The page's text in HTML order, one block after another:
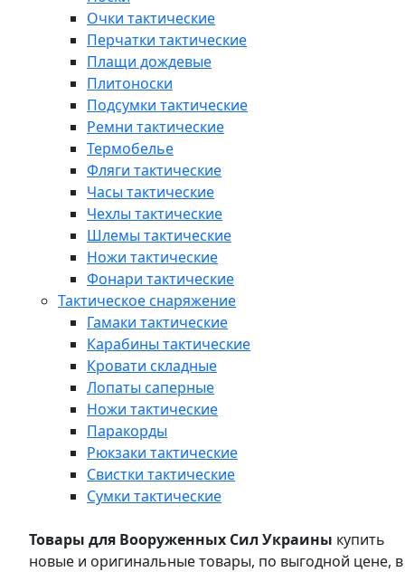
Очки тактические
Перчатки тактические
Плащи дождевые
Плитоноски
Подсумки тактические
Ремни тактические
Термобелье
Фляги тактические
Часы тактические
Чехлы тактические
Шлемы тактические
Ножи тактические
Фонари тактические
Тактическое снаряжение
Гамаки тактические
Карабины тактические
Кровати складные
Лопаты саперные
Ножи тактические
Паракорды
Рюкзаки тактические
Свистки тактические
Сумки тактические
Товары для Вооруженных Сил Украины купить
новые и оригинальные товары, по выгодной цене, в